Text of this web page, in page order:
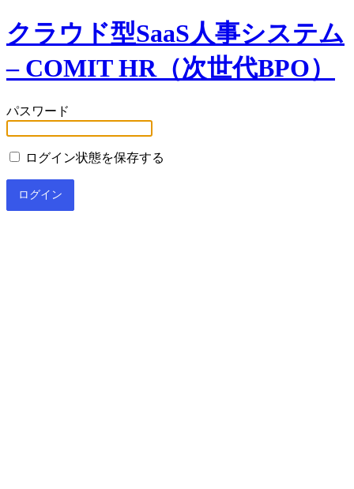
クラウド型SaaS人事システム
– COMIT HR（次世代BPO）
パスワード
ログイン状態を保存する